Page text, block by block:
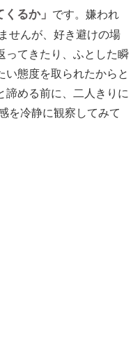
るか」 です。嫌われ
せんが、好き避けの場
ってきたり、ふとした瞬
い態度を取られたからと
諦める前に、二人きりに
を冷静に観察してみて